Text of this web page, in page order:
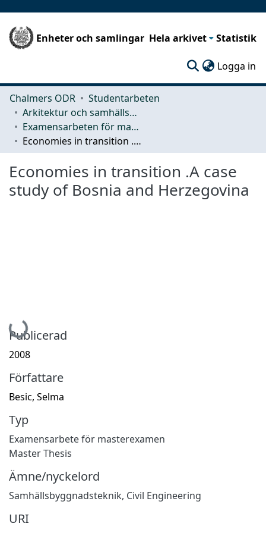
Enheter och samlingar Hela arkivet Statistik
Logga in
Chalmers ODR
Studentarbeten
Arkitektur och samhällsbyggnadsteknik (ACE)
Examensarbeten för masterexamen
Economies in transition .A case study of Bosnia and Herzegovina
Economies in transition .A case
study of Bosnia and Herzegovina
Hämtar...
Publicerad
2008
Författare
Besic, Selma
Typ
Examensarbete för masterexamen
Master Thesis
Ämne/nyckelord
Samhällsbyggnadsteknik, Civil Engineering
URI